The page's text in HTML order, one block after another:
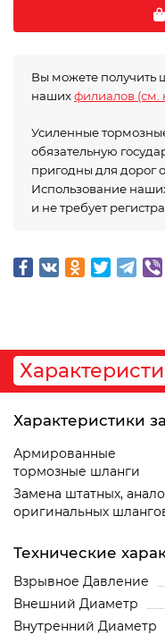
Вы можете получить
нашихфилиалов (см.
Усиленные
обязательную
пригодны для дорог
Использование
и не требует
Характеристики
Армированные
тормозные шланги
Замена штатных,
оригинальных
Технические
Взрывное Давление
Внешний Диаметр
Внутренний Диаметр